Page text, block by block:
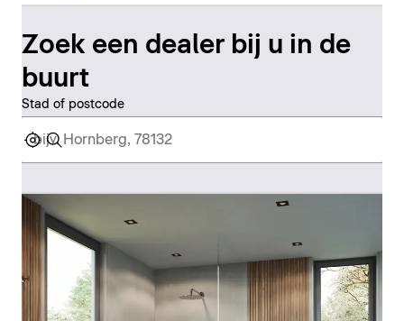
Zoek een dealer bij u in de
buurt
Stad of postcode